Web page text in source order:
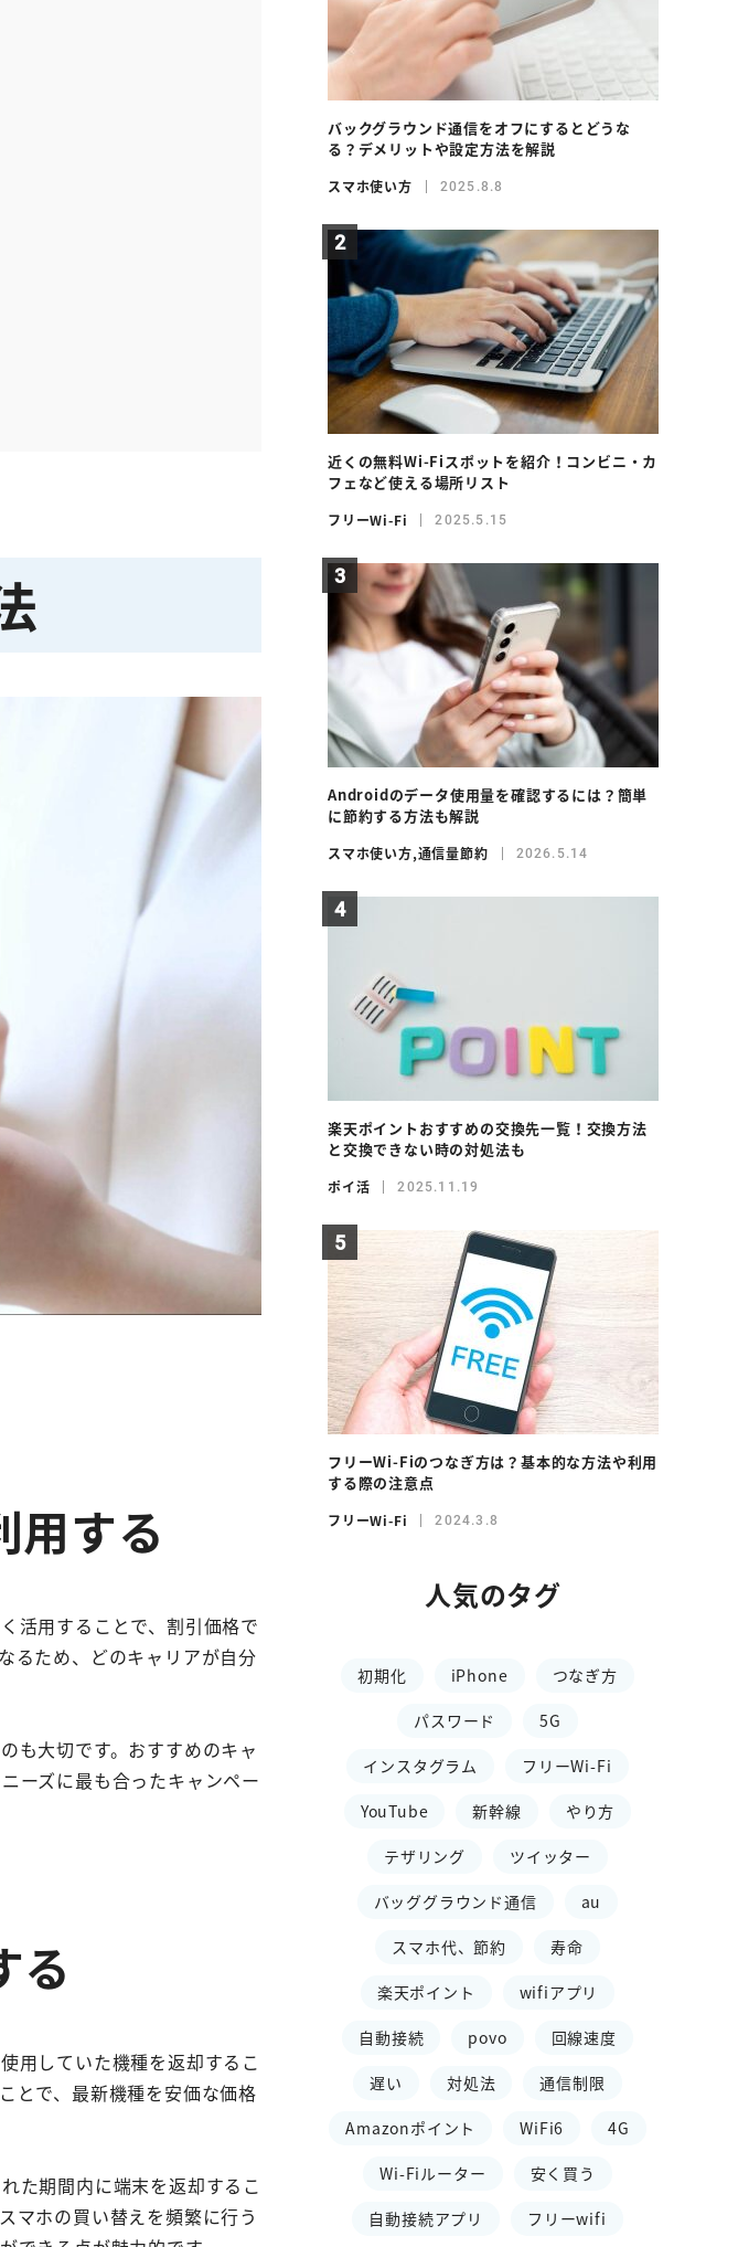
用する
活用することで、割引価格で
るため、どのキャリアが自分
も大切です。おすすめのキャ
ーズに最も合ったキャンペー
る
用していた機種を返却するこ
とで、最新機種を安価な価格
た期間内に端末を返却するこ
マホの買い替えを頻繁に行う
バックグラウンド通信をオフにするとどうな
る？デメリットや設定方法を解説
スマホ使い方 2025.8.8
近くの無料Wi-Fiスポットを紹介！コンビニ・カ
フェなど使える場所リスト
フリーWi-Fi 2025.5.15
Androidのデータ使用量を確認するには？簡単
に節約する方法も解説
スマホ使い方,通信量節約 2026.5.14
楽天ポイントおすすめの交換先一覧！交換方法
と交換できない時の対処法も
ポイ活 2025.11.19
フリーWi-Fiのつなぎ方は？基本的な方法や利用
する際の注意点
フリーWi-Fi 2024.3.8
人気のタグ
初期化 iPhone つなぎ方
パスワード 5G
インスタグラム フリーWi-Fi
YouTube 新幹線 やり方
テザリング ツイッター
バッググラウンド通信 au
スマホ代、節約 寿命
楽天ポイント wifiアプリ
自動接続 povo 回線速度
遅い 対処法 通信制限
Amazonポイント WiFi6 4G
Wi-Fiルーター 安く買う
自動接続アプリ フリーwifi